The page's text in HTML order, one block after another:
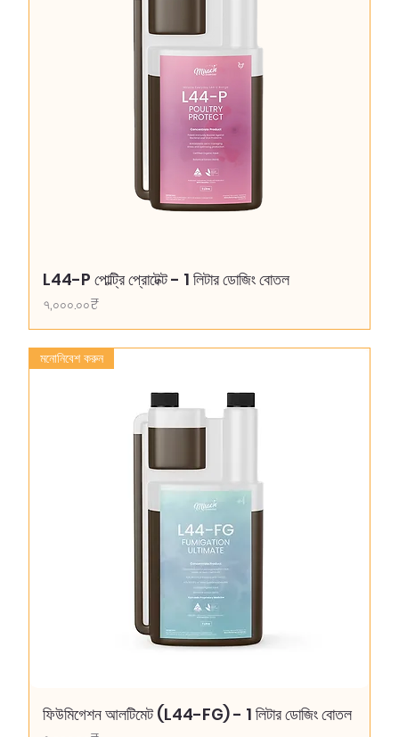
L44-P পোল্ট্রি প্রোটেক্ট - 1 লিটার ডোজিং বোতল
Price
৭,০০০.০০₹
মনোনিবেশ করুন
ফিউমিগেশন আলটিমেট (L44-FG) - 1 লিটার ডোজিং বোতল